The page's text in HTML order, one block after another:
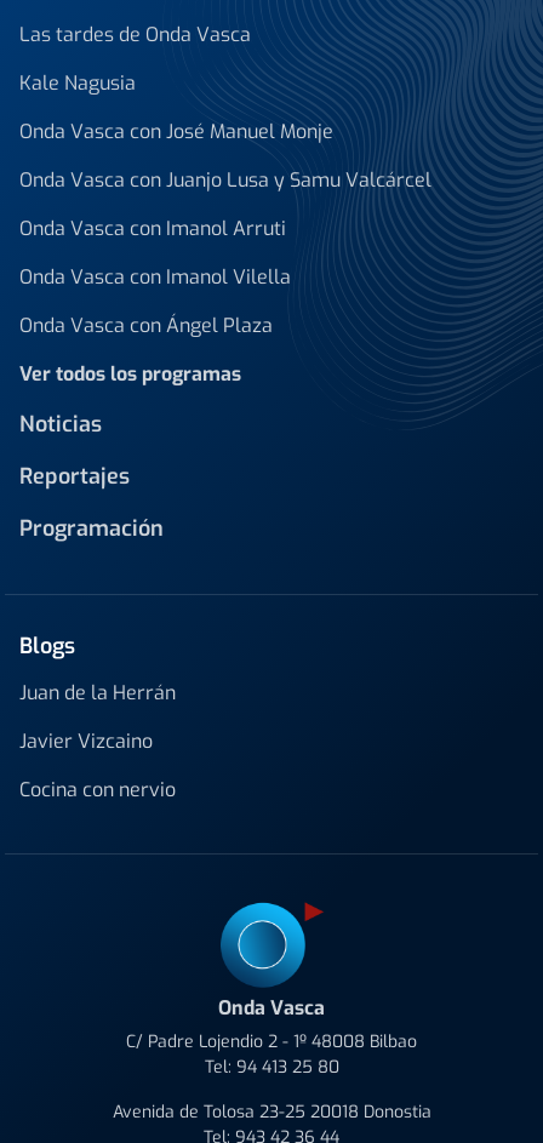
Las tardes de Onda Vasca
Kale Nagusia
Onda Vasca con José Manuel Monje
Onda Vasca con Juanjo Lusa y Samu Valcárcel
Onda Vasca con Imanol Arruti
Onda Vasca con Imanol Vilella
Onda Vasca con Ángel Plaza
Ver todos los programas
Noticias
Reportajes
Programación
Blogs
Juan de la Herrán
Javier Vizcaino
Cocina con nervio
Onda Vasca
C/ Padre Lojendio 2 - 1º 48008 Bilbao
Tel: 94 413 25 80
Avenida de Tolosa 23-25 20018 Donostia
Tel: 943 42 36 44